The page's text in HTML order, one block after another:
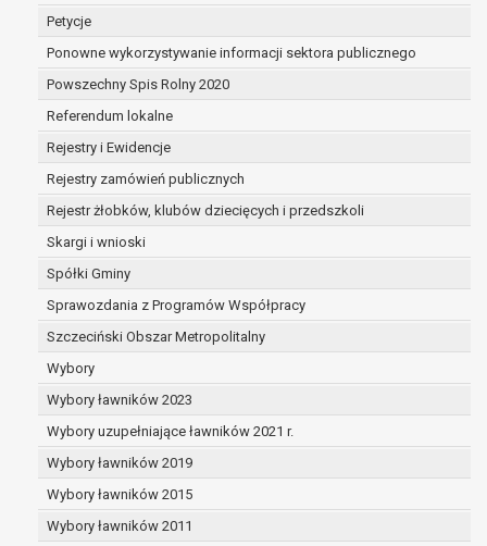
Petycje
Ponowne wykorzystywanie informacji sektora publicznego
Powszechny Spis Rolny 2020
Referendum lokalne
Rejestry i Ewidencje
Rejestry zamówień publicznych
Rejestr żłobków, klubów dziecięcych i przedszkoli
Skargi i wnioski
Spółki Gminy
Sprawozdania z Programów Współpracy
Szczeciński Obszar Metropolitalny
Wybory
Wybory ławników 2023
Wybory uzupełniające ławników 2021 r.
Wybory ławników 2019
Wybory ławników 2015
Wybory ławników 2011
dane są nieprawidłowe lub
niekompletne;
prawo do żądania usunięcia danych
osobowych (tzw. prawo do bycia
zapomnianym) na podstawie art. 17 RODO,
w przypadku gdy:
dane nie są już niezbędne do celów,
dla których były zebrane lub w inny
sposób przetwarzane,
osoba, której dane dotyczą, wniosła
osoba, której dane dotyczą wycofała
zgodę na przetwarzanie danych
osobowych, która jest podstawą
podstawy prawnej przetwarzania
danych,
dane osobowe przetwarzane są
niezgodnie z prawem,
dane osobowe muszą być usunięte w
celu wywiązania się z obowiązku
wynikającego z przepisów prawa;